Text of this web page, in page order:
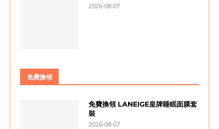
2026-08-07
免費換領
免費換領 LANEIGE皇牌睡眠面膜套
裝
2026-08-07